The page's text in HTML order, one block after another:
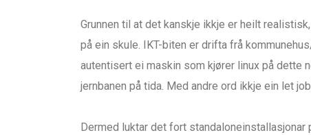
Grunnen til at det kanskje ikkje er heilt
på ein skule. IKT-biten er drifta frå
autentisert ei maskin som kjører linux på dette
jernbanen på tida. Med andre ord ikkje ein let
Dermed luktar det fort